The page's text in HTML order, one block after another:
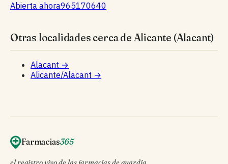
Abierta ahora965170640
Otras localidades cerca de Alicante (Alacant)
Alacant →
Alicante/Alacant →
Farmacias365